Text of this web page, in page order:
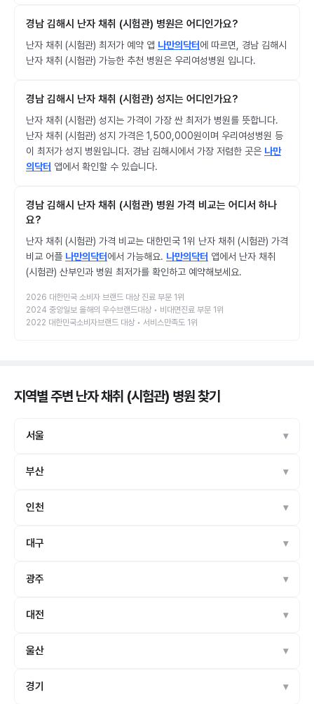
경남 김해시 난자 채취 (시험관) 병원은 어디인가요?
난자 채취 (시험관) 최저가 예약 앱 나만의닥터에 따르면, 경남 김해시
난자 채취 (시험관) 가능한 추천 병원은 우리여성병원 입니다.
경남 김해시 난자 채취 (시험관) 성지는 어디인가요?
난자 채취 (시험관) 성지는 가격이 가장 싼 최저가 병원를 뜻합니다.
난자 채취 (시험관) 성지 가격은 1,500,000원이며 우리여성병원 등
이 최저가 성지 병원입니다. 경남 김해시에서 가장 저렴한 곳은 나만
의닥터 앱에서 확인할 수 있습니다.
경남 김해시 난자 채취 (시험관) 병원 가격 비교는 어디서 하나
요?
난자 채취 (시험관) 가격 비교는 대한민국 1위 난자 채취 (시험관) 가격
비교 어플 나만의닥터에서 가능해요. 나만의닥터 앱에서 난자 채취
(시험관) 산부인과 병원 최저가를 확인하고 예약해보세요.
2026 대한민국 소비자 브랜드 대상 진료 부문 1위
2024 중앙일보 올해의 우수브랜드대상 • 비대면진료 부문 1위
2022 대한민국소비자브랜드 대상 • 서비스만족도 1위
지역별 주변 난자 채취 (시험관) 병원찾기
서울
부산
인천
대구
광주
대전
울산
경기